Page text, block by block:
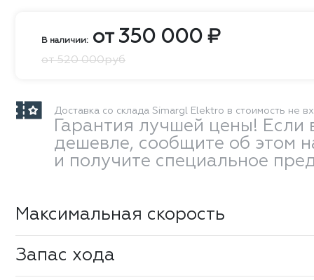
В наличии: от 350 000 ₽
от 520 000руб
Доставка со склада Simargl Elektro в стоимость не
Гарантия лучшей цены! Если
дешевле, сообщите об этом
и получите специальное
Максимальная скорость
Запас хода